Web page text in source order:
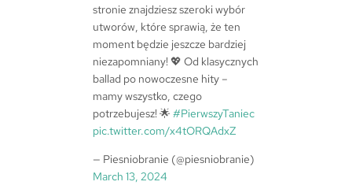
stronie znajdziesz szeroki wybór
utworów, które sprawią, że ten
moment będzie jeszcze bardziej
niezapomniany! 💖 Od klasycznych
ballad po nowoczesne hity –
mamy wszystko, czego
potrzebujesz! 🌟 #PierwszyTaniec
pic.twitter.com/x4tORQAdxZ
— Piesniobranie (@piesniobranie)
March 13, 2024